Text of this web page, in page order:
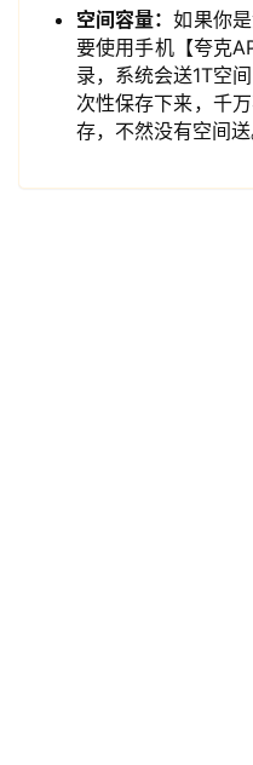
空间容量：如果你
要使用手机【夸克
录，系统会送1T空
次性保存下来，千
存，不然没有空间送